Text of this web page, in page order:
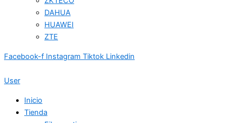
DAHUA
HUAWEI
ZTE
Facebook-f Instagram Tiktok Linkedin
User
Inicio
Tienda